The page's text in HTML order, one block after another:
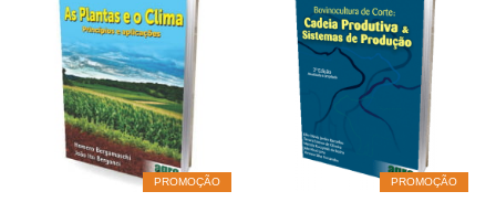
PROMOÇÃO PROMOÇÃO